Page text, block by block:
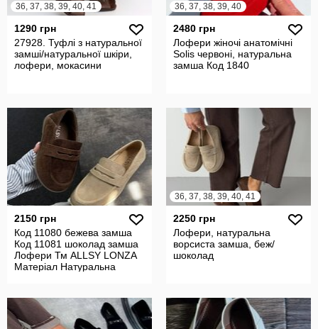
36, 37, 38, 39, 40, 41
1290 грн
27928. Туфлі з натуральної
замші/натуральної шкіри,
лофери, мокасини
36, 37, 38, 39, 40
2480 грн
Лофери жіночі анатомічні
Solis червоні, натуральна
замша Код 1840
2150 грн
Код 11080 бежева замша
Код 11081 шоколад замша
Лофери Тм ALLSY LONZA
Матеріал Натуральна
36, 37, 38, 39, 40, 41
2250 грн
Лофери, натуральна
ворсиста замша, беж/
шоколад